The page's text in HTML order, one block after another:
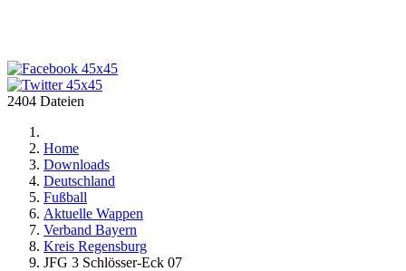
2404 Dateien
Home
Downloads
Deutschland
Fußball
Aktuelle Wappen
Verband Bayern
Kreis Regensburg
JFG 3 Schlösser-Eck 07